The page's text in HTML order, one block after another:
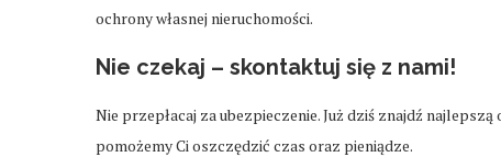
ochrony własnej nieruchomości.
Nie czekaj – skontaktuj się z nami!
Nie przepłacaj za ubezpieczenie. Już dziś znajdź
pomożemy Ci oszczędzić czas oraz pieniądze.